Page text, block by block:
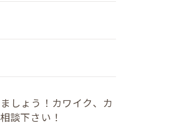
しょう！カワイク、カ
談下さい！